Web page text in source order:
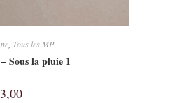
, Tous les MP
Sous la pluie 1
3,00